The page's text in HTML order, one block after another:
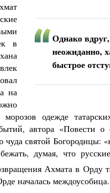
Однако
неожиданно,
быстрое
в
на
одежде
автора «Повести о
чуда святой Богородицы:
думая, что
Ахмата в Орду
началась междоусобица.